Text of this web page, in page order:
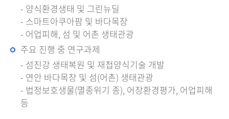
- 양식환경생태 및 그린뉴딜
- 스마트아쿠아팜 및 바다목장
- 어업피해, 섬 및 어촌 생태관광
주요 진행 중 연구과제
- 섬진강 생태복원 및 재첩양식기술 개발
- 연안 바다목장 및 섬(어촌) 생태관광
- 법정보호생물(멸종위기 종), 어장환경평가, 어업피해
등